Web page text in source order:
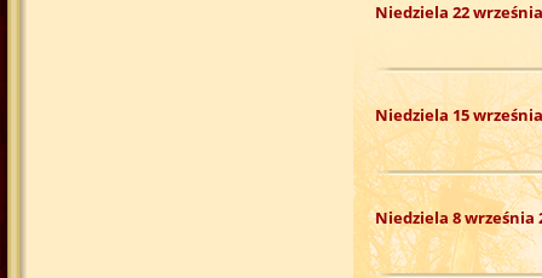
Niedziela 22
Niedziela 15
Niedziela 8 września